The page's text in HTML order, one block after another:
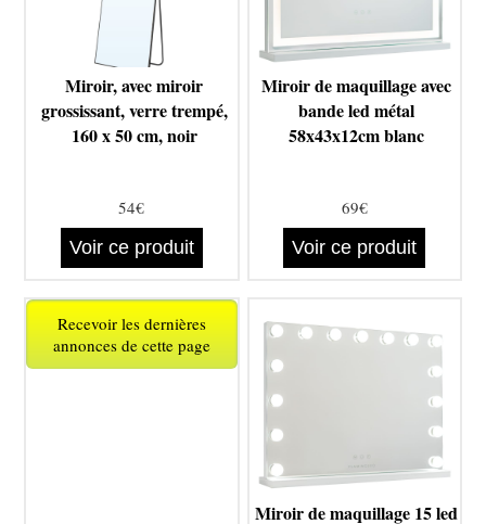
Miroir, avec miroir
grossissant, verre trempé,
160 x 50 cm, noir
54€
Voir ce produit
Miroir de maquillage avec
bande led métal
58x43x12cm blanc
69€
Voir ce produit
Recevoir les dernières
annonces de cette page
Miroir de maquillage 15 led